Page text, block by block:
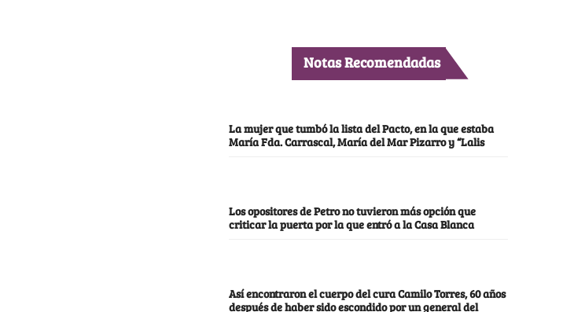
Notas Recomendadas
La mujer que tumbó la lista del Pacto, en la que estaba
María Fda. Carrascal, María del Mar Pizarro y “Lalis
Los opositores de Petro no tuvieron más opción que
criticar la puerta por la que entró a la Casa Blanca
Así encontraron el cuerpo del cura Camilo Torres, 60 años
después de haber sido escondido por un general del